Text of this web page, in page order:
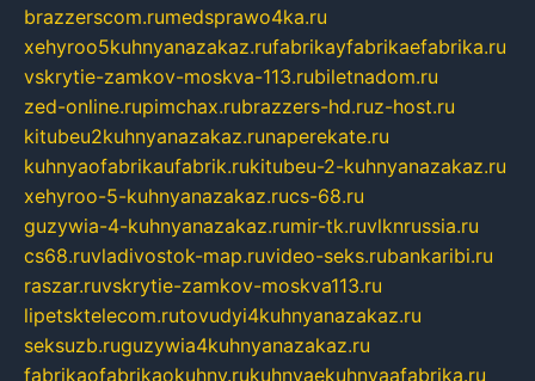
brazzerscom.rumedsprawo4ka.ru
xehyroo5kuhnyanazakaz.rufabrikayfabrikaefabrika.ru
vskrytie-zamkov-moskva-113.rubiletnadom.ru
zed-online.rupimchax.rubrazzers-hd.ruz-host.ru
kitubeu2kuhnyanazakaz.runaperekate.ru
kuhnyaofabrikaufabrik.rukitubeu-2-kuhnyanazakaz.ru
xehyroo-5-kuhnyanazakaz.rucs-68.ru
guzywia-4-kuhnyanazakaz.rumir-tk.ruvlknrussia.ru
cs68.ruvladivostok-map.ruvideo-seks.rubankaribi.ru
raszar.ruvskrytie-zamkov-moskva113.ru
lipetsktelecom.rutovudyi4kuhnyanazakaz.ru
seksuzb.ruguzywia4kuhnyanazakaz.ru
fabrikaofabrikaokuhny.rukuhnyaekuhnyaafabrika.ru